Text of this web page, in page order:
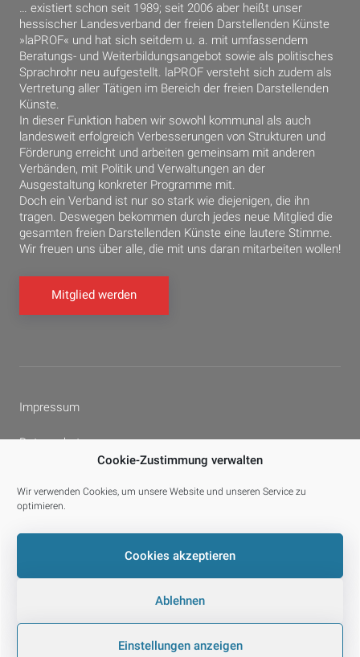
Cookie-Zustimmung verwalten
Wir verwenden Cookies, um unsere Website und unseren Service zu
optimieren.
Cookies akzeptieren
Ablehnen
Einstellungen anzeigen
… existiert schon seit 1989; seit 2006 aber heißt unser
hessischer Landesverband der freien Darstellenden Künste
»laPROF« und hat sich seitdem u. a. mit umfassendem
Beratungs- und Weiterbildungsangebot sowie als politisches
Sprachrohr neu aufgestellt. laPROF versteht sich zudem als
Vertretung aller Tätigen im Bereich der freien Darstellenden
Künste.
In dieser Funktion haben wir sowohl kommunal als auch
landesweit erfolgreich Verbesserungen von Strukturen und
Förderung erreicht und arbeiten gemeinsam mit anderen
Verbänden, mit Politik und Verwaltungen an der
Ausgestaltung konkreter Programme mit.
Doch ein Verband ist nur so stark wie diejenigen, die ihn
tragen. Deswegen bekommen durch jedes neue Mitglied die
gesamten freien Darstellenden Künste eine lautere Stimme.
Wir freuen uns über alle, die mit uns daran mitarbeiten wollen!
Mitglied werden
Impressum
Datenschutz
Datenschutz